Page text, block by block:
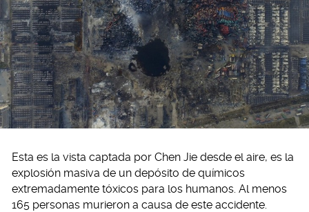
Esta es la vista captada por Chen Jie desde el aire, es la
explosión masiva de un depósito de químicos
extremadamente tóxicos para los humanos. Al menos
165 personas murieron a causa de este accidente.